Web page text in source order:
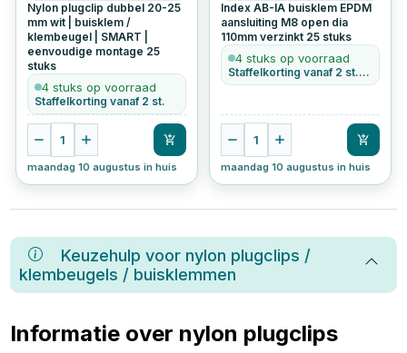
Nylon plugclip dubbel 20-25
mm wit | buisklem /
klembeugel | SMART |
eenvoudige montage 25
stuks
4 stuks op voorraad
Staffelkorting vanaf 2 st.
1
maandag 10 augustus in huis
Index AB-IA buisklem EPDM
aansluiting M8 open dia
110mm verzinkt 25 stuks
4 stuks op voorraad
Staffelkorting vanaf 2 st. • Ook per stuk te bestellen
1
maandag 10 augustus in huis
Keuzehulp voor nylon plugclips /
klembeugels / buisklemmen
Informatie over nylon plugclips